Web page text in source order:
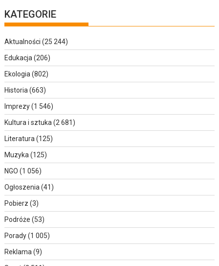
KATEGORIE
Aktualności (25 244)
Edukacja (206)
Ekologia (802)
Historia (663)
Imprezy(1 546)
Kultura i sztuka (2 681)
Literatura (125)
Muzyka (125)
NGO (1 056)
Ogłoszenia (41)
Pobierz (3)
Podróże (53)
Porady(1 005)
Reklama (9)